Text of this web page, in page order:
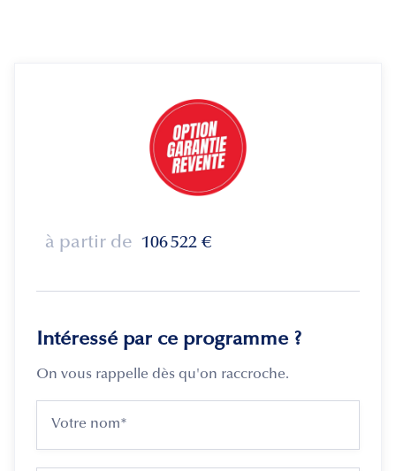
à partir de 106 522 €
Intéressé par ce programme ?
On vous rappelle dès qu'on raccroche.